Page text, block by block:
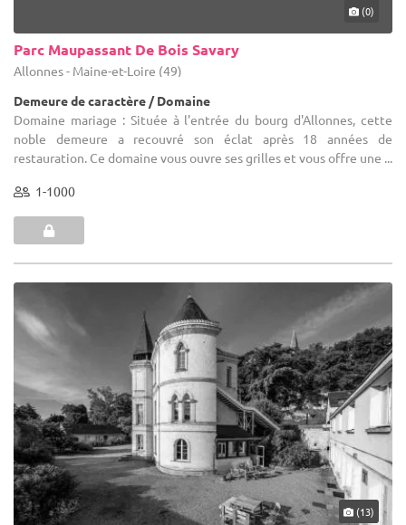
(0)
Parc Maupassant De Bois Savary
Allonnes - Maine-et-Loire (49)
Demeure de caractère / Domaine
Domaine mariage : Située à l'entrée du bourg d'Allonnes, cette
noble demeure a recouvré son éclat après 18 années de
restauration. Ce domaine vous ouvre ses grilles et vous offre une ...
1-1000
(13)